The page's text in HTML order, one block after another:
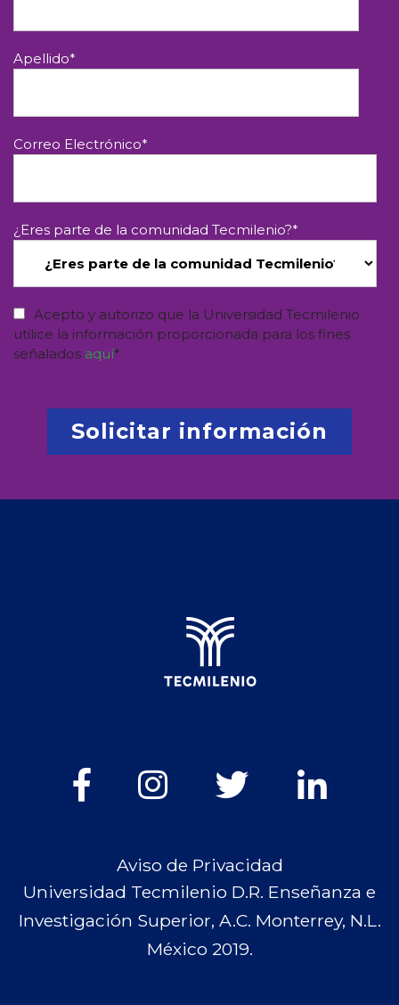
Apellido*
Correo Electrónico*
¿Eres parte de la comunidad Tecmilenio?*
Acepto y autorizo que la Universidad Tecmilenio
utilice la información proporcionada para los fines
señalados aquí*
Aviso de Privacidad
Universidad Tecmilenio D.R. Enseñanza e
Investigación Superior, A.C. Monterrey, N.L.
México 2019.